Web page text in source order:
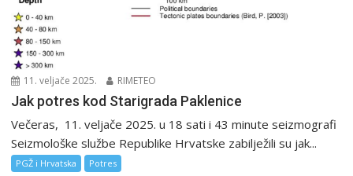
11. veljače 2025. RIMETEO
Jak potres kod Starigrada Paklenice
Večeras, 11. veljače 2025. u 18 sati i 43 minute seizmografi
Seizmološke službe Republike Hrvatske zabilježili su jak...
PGŽ i Hrvatska Potres